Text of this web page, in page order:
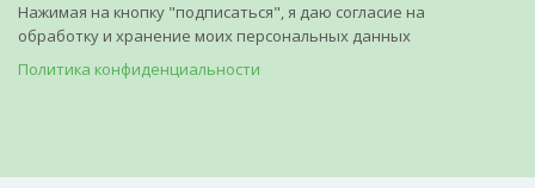
Нажимая на кнопку "подписаться", я даю согласие на
обработку и хранение моих персональных данных
Политика конфиденциальности